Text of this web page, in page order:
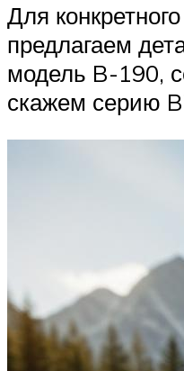
Для
предлагаем
модель B-190,
скажем серию